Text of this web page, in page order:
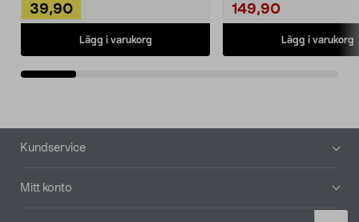
39,90
Lägg i varukorg
149,90
Lägg i varukorg
Sidfot
Kundservice
Mitt konto